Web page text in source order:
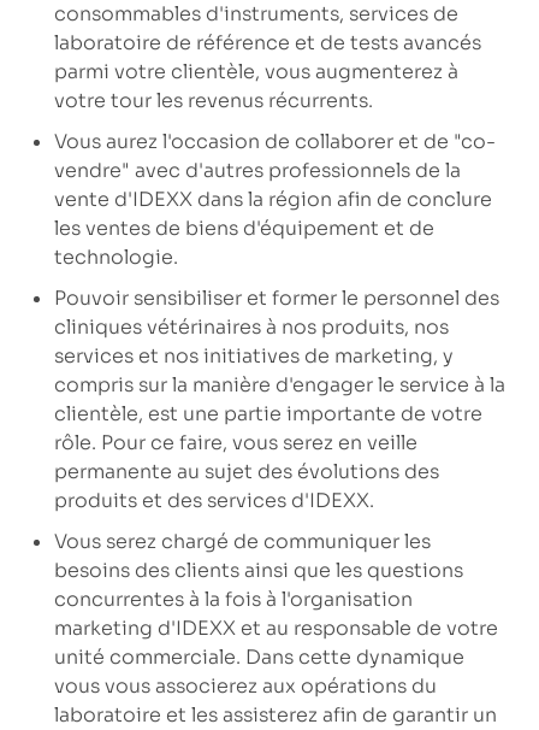
consommables d'instruments, services de
laboratoire de référence et de tests avancés
parmi votre clientèle, vous augmenterez à
votre tour les revenus récurrents.
Vous aurez l'occasion de collaborer et de "co-
vendre" avec d'autres professionnels de la
vente d'IDEXX dans la région afin de conclure
les ventes de biens d'équipement et de
technologie.
Pouvoir sensibiliser et former le personnel des
cliniques vétérinaires à nos produits, nos
services et nos initiatives de marketing, y
compris sur la manière d'engager le service à la
clientèle, est une partie importante de votre
rôle. Pour ce faire, vous serez en veille
permanente au sujet des évolutions des
produits et des services d'IDEXX.
Vous serez chargé de communiquer les
besoins des clients ainsi que les questions
concurrentes à la fois à l'organisation
marketing d'IDEXX et au responsable de votre
unité commerciale. Dans cette dynamique
vous vous associerez aux opérations du
laboratoire et les assisterez afin de garantir un